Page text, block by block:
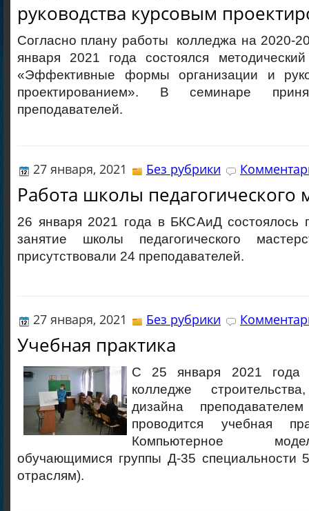
руководства курсовым
Согласно плану работы колледжа на 2020-
января 2021 года состоялся
«Эффективные формы организации и
проектированием». В семинаре
преподавателей.
27 января, 2021 Без рубрики
Работа школы педагогического
26 января 2021 года в БКСАиД состоялось
занятие школы педагогического
присутствовали 24 преподавателей.
27 января, 2021 Без рубрики
Учебная практика
С 25 января 2021 года
колледже
дизайна
проводится учебная
Компьютерное
обучающимися группы Д-35 специальности
отраслям).